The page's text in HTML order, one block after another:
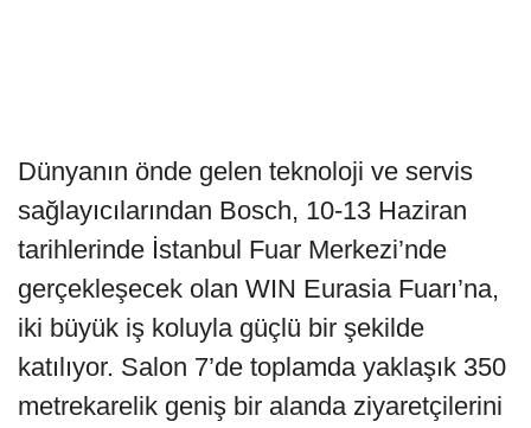
Dünyanın önde gelen teknoloji ve servis
sağlayıcılarından Bosch, 10-13 Haziran
tarihlerinde İstanbul Fuar Merkezi’nde
gerçekleşecek olan WIN Eurasia Fuarı’na,
iki büyük iş koluyla güçlü bir şekilde
katılıyor. Salon 7’de toplamda yaklaşık 350
metrekarelik geniş bir alanda ziyaretçilerini